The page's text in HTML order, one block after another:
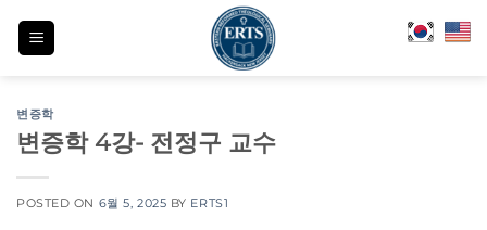
변증학
변증학 4강- 전정구 교수
POSTED ON 6월 5, 2025 BY ERTS1